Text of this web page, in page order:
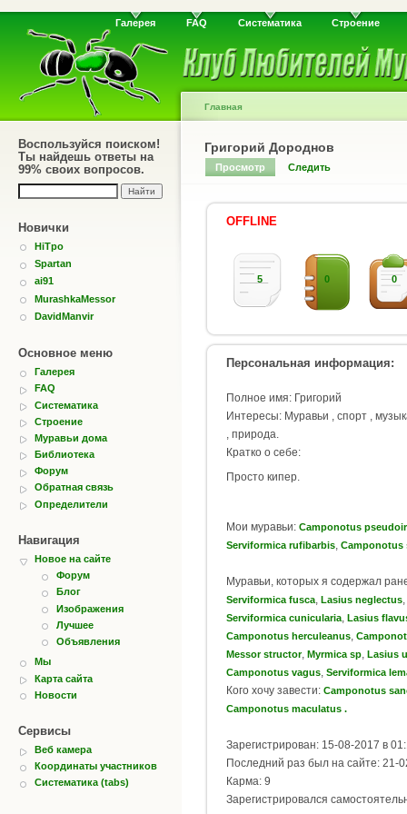
Галерея FAQ Систематика Строение
Воспользуйся поиском!
Ты найдешь ответы на
99% своих вопросов.
Новички
HiTpo
Spartan
ai91
MurashkaMessor
DavidManvir
Основное меню
Галерея
FAQ
Систематика
Строение
Муравьи дома
Библиотека
Форум
Обратная связь
Определители
Навигация
Новое на сайте
Форум
Блог
Изображения
Лучшее
Объявления
Мы
Карта сайта
Новости
Сервисы
Веб камера
Координаты участников
Систематика (tabs)
Главная
Григорий Дороднов
Просмотр Следить
OFFLINE
5 0 0
Персональная информация:
Полное имя: Григорий
Интересы: Муравьи , спорт ,
, природа.
Кратко о себе:
Просто кипер.
Мои муравьи: Camponotus
Serviformica rufibarbis Camponotus
Муравьи, которых я содержал
Serviformica fusca Lasius neglectus
Serviformica cunicularia Lasius
Camponotus herculeanus
Messor structor, Myrmica sp Lasius
Camponotus vagus Serviformica
Кого хочу завести: Camponotus
Camponotus maculatus .
Зарегистрирован: 15-08-2017 в
Последний раз был на сайте: 21-
Карма: 9
Зарегистрировался